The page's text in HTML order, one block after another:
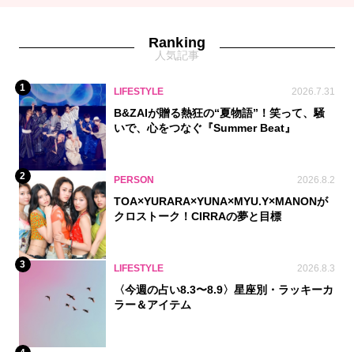
Ranking
人気記事
1 LIFESTYLE 2026.7.31
B&ZAIが贈る熱狂の“夏物語”！笑って、騒
いで、心をつなぐ『Summer Beat』
2 PERSON 2026.8.2
TOA×YURARA×YUNA×MYU.Y×MANONが
クロストーク！CIRRAの夢と目標
3 LIFESTYLE 2026.8.3
〈今週の占い8.3〜8.9〉星座別・ラッキーカ
ラー＆アイテム